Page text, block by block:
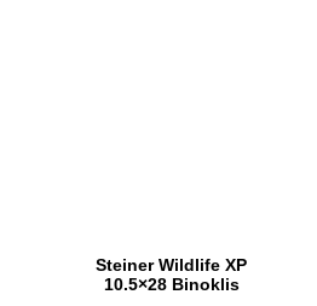
Steiner Wildlife XP
10.5×28 Binoklis